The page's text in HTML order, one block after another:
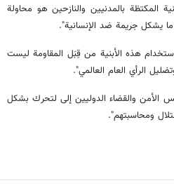
المكتظة بالمدنيين والنازحين هو محاولة
يشكل جريمة ضد الإنسانية".
هذه الأبنية من قِبَل المقاومة ليست
الرأي العام العالمي".
الأمن والقضاء الدوليين إلى لتحرك بشكل
ومحاسبتهم".